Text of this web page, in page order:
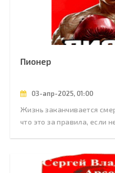
Пионер
03-апр-2025, 01:00
Жизнь заканчивается
что это за правила, если